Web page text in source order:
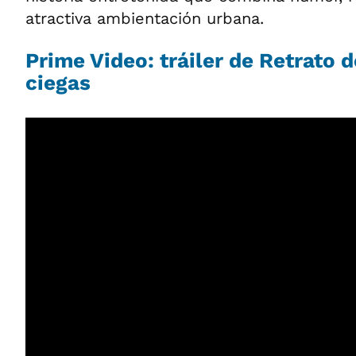
atractiva ambientación urbana.
Prime Video: tráiler de Retrato
ciegas